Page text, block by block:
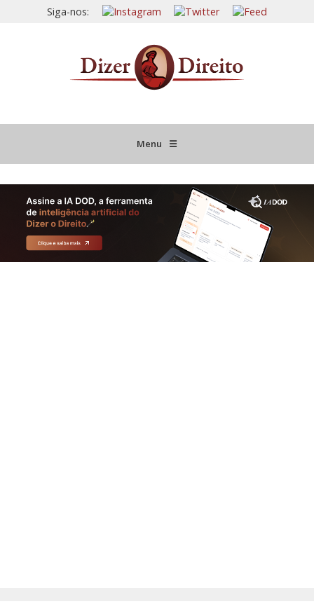
Siga-nos:
Menu ☰
JURISPRUDÊNCIA COMENTADA
INFORMATIVOS COMENTADOS